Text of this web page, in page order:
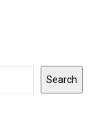
Search